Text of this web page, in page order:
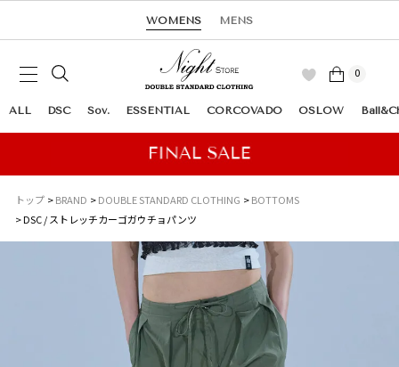
WOMENS MENS
0
ALL DSC Sov. ESSENTIAL CORCOVADO OSLOW
トップ BRAND DOUBLE STANDARD CLOTHING
BOTTOMS
DSC / ストレッチカーゴガウチョパンツ